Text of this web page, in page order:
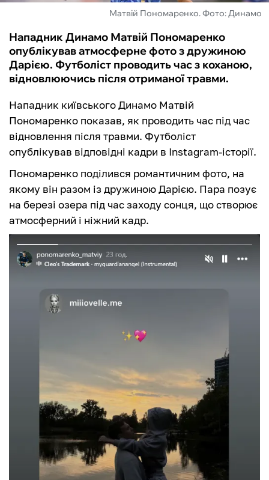
Матвій Пономаренко. Фото: Динамо
Нападник Динамо Матвій Пономаренко
опублікував атмосферне фото з дружиною
Дарією. Футболіст проводить час з коханою,
відновлюючись після отриманої травми.
Нападник київського Динамо Матвій
Пономаренко показав, як проводить час під час
відновлення після травми. Футболіст
опублікував відповідні кадри в Instagram-історії.
Пономаренко поділився романтичним фото, на
якому він разом із дружиною Дарією. Пара позує
на березі озера під час заходу сонця, що створює
атмосферний і ніжний кадр.